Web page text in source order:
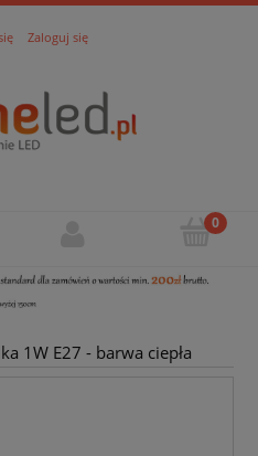
Zaloguj się
1W E27 - barwa ciepła